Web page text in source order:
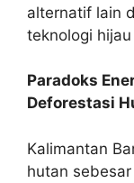
alternatif lain
teknologi
Paradoks
Deforestasi
Kalimantan
hutan